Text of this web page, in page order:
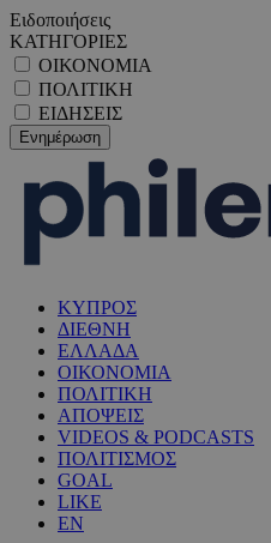
Ειδοποιήσεις
ΚΑΤΗΓΟΡΙΕΣ
ΟΙΚΟΝΟΜΙΑ
ΠΟΛΙΤΙΚΗ
ΕΙΔΗΣΕΙΣ
ΚΥΠΡΟΣ
ΔΙΕΘΝΗ
ΕΛΛΑΔΑ
ΟΙΚΟΝΟΜΙΑ
ΠΟΛΙΤΙΚΗ
ΑΠΟΨΕΙΣ
VIDEOS & PODCASTS
ΠΟΛΙΤΙΣΜΟΣ
GOAL
LIKE
EN